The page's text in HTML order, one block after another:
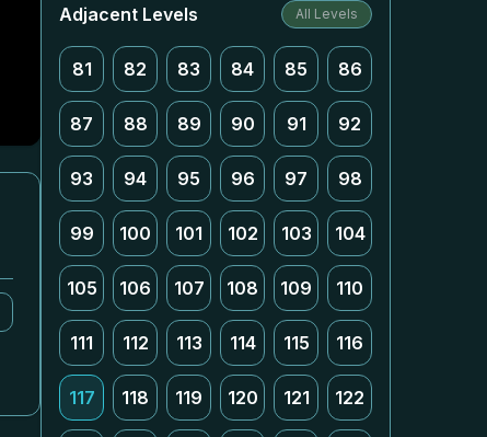
Adjacent Levels All Levels
81 82 83 84 85 86
87 88 89 90 91 92
93 94 95 96 97 98
99 100 101 102 103 104
105 106 107 108 109 110
111 112 113 114 115 116
117 118 119 120 121 122